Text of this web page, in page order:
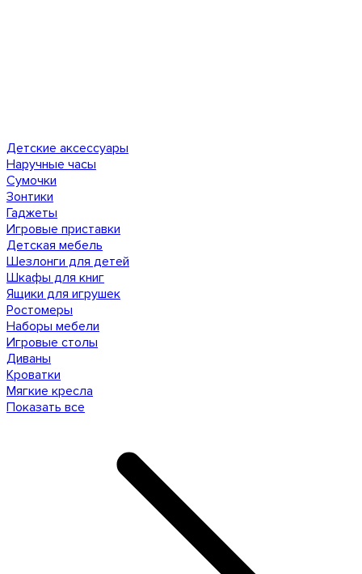
Детские аксессуары
Наручные часы
Сумочки
Зонтики
Гаджеты
Игровые приставки
Детская мебель
Шезлонги для детей
Шкафы для книг
Ящики для игрушек
Ростомеры
Наборы мебели
Игровые столы
Диваны
Кроватки
Мягкие кресла
Показать все